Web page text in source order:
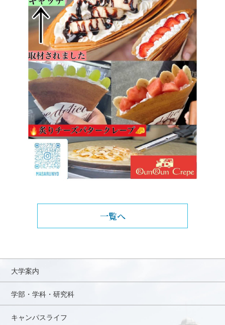
一覧へ
大学案内
学部・学科・研究科
キャンパスライフ